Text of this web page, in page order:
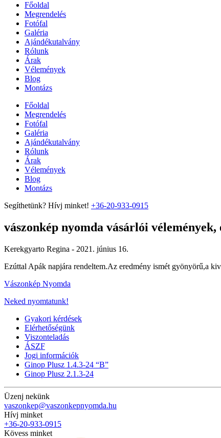
Főoldal
Megrendelés
Fotófal
Galéria
Ajándékutalvány
Rólunk
Árak
Vélemények
Blog
Montázs
Főoldal
Megrendelés
Fotófal
Galéria
Ajándékutalvány
Rólunk
Árak
Vélemények
Blog
Montázs
Segíthetünk? Hívj minket! +36-20-933-0915
vászonkép nyomda vásárlói
Kerekgyarto Regina - 2021. június 16.
Ezúttal Apák napjára rendeltem.Az eredmény ismét gyönyörű,a
Vászonkép Nyomda
Neked nyomtatunk!
Gyakori kérdések
Elérhetőségünk
Viszonteladás
ÁSZF
Jogi információk
Ginop Plusz 1.4.3-24 “B”
Ginop Plusz 2.1.3-24
Üzenj nekünk
vaszonkep@vaszonkepnyomda.hu
Hívj minket
+36-20-933-0915
Kövess minket